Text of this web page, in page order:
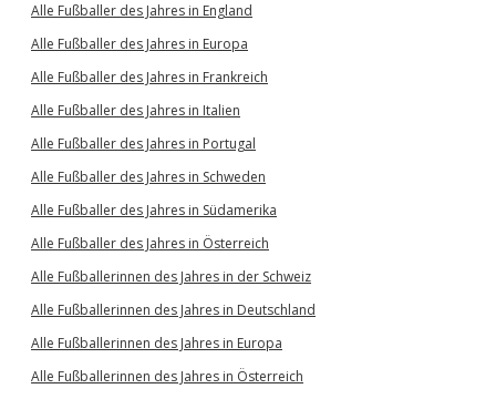
Alle Fußballer des Jahres in England
Alle Fußballer des Jahres in Europa
Alle Fußballer des Jahres in Frankreich
Alle Fußballer des Jahres in Italien
Alle Fußballer des Jahres in Portugal
Alle Fußballer des Jahres in Schweden
Alle Fußballer des Jahres in Südamerika
Alle Fußballer des Jahres in Österreich
Alle Fußballerinnen des Jahres in der Schweiz
Alle Fußballerinnen des Jahres in Deutschland
Alle Fußballerinnen des Jahres in Europa
Alle Fußballerinnen des Jahres in Österreich